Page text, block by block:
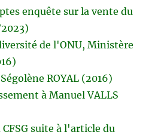
enquête sur la vente du
de l'ONU, Ministère
ROYAL (2016)
à Manuel VALLS
suite à l'article du